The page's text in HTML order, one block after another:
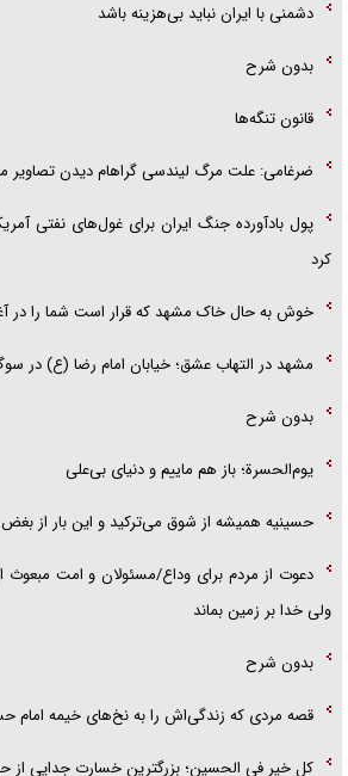
دشمنی با ایران نباید بی‌هزینه باشد
بدون شرح
قانون تنگه‌ها
ضرغامی: علت مرگ لیندسی گراهام دیدن تصاویر
پول بادآورده جنگ ایران برای غول‌های نفتی
کرد
خوش به حال خاک مشهد که قرار است شما را در
مشهد در التهاب عشق؛ خیابان امام رضا (ع) در
بدون شرح
یوم‌الحسرة؛ باز هم ماییم و دنیای بی‌علی
حسینیه همیشه از شوق می‌ترکید و این بار از بغض
دعوت از مردم برای وداع/مسئولان و امت مبعوث
ولی خدا بر زمین بماند
بدون شرح
قصه مردی که زندگی‌اش را به نخ‌های خیمه امام
کل خیر فی الحسین؛ بزرگترین خسارت جدایی